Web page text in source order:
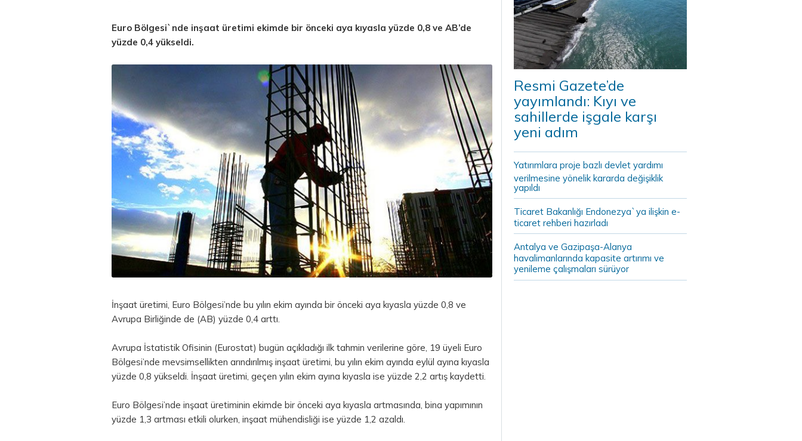
Euro Bölgesi`nde inşaat üretimi ekimde bir önceki aya kıyasla yüzde 0,8 ve AB’de
yüzde 0,4 yükseldi.
İnşaat üretimi, Euro Bölgesi’nde bu yılın ekim ayında bir önceki aya kıyasla yüzde 0,8 ve
Avrupa Birliğinde de (AB) yüzde 0,4 arttı.
Avrupa İstatistik Ofisinin (Eurostat) bugün açıkladığı ilk tahmin verilerine göre, 19 üyeli Euro
Bölgesi’nde mevsimsellikten arındırılmış inşaat üretimi, bu yılın ekim ayında eylül ayına kıyasla
yüzde 0,8 yükseldi. İnşaat üretimi, geçen yılın ekim ayına kıyasla ise yüzde 2,2 artış kaydetti.
Euro Bölgesi’nde inşaat üretiminin ekimde bir önceki aya kıyasla artmasında, bina yapımının
yüzde 1,3 artması etkili olurken, inşaat mühendisliği ise yüzde 1,2 azaldı.
Resmi Gazete’de
yayımlandı: Kıyı ve
sahillerde işgale karşı
yeni adım
Yatırımlara proje bazlı devlet yardımı
verilmesine yönelik kararda değişiklik
yapıldı
Ticaret Bakanlığı Endonezya`ya ilişkin e-
ticaret rehberi hazırladı
Antalya ve Gazipaşa-Alanya
havalimanlarında kapasite artırımı ve
yenileme çalışmaları sürüyor